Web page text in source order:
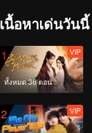
VIP
VIP
เนื้อหาเด่นวันนี้
1
ทั้งหมด 36 ตอน
VIP
2 VIP